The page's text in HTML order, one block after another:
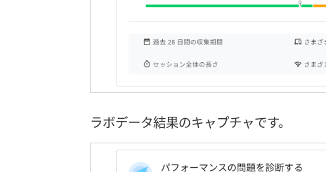
ラボデータ結果のキャプチャです。